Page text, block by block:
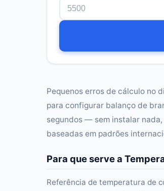
Pequenos erros de cálculo no
para configurar balanço de
segundos — sem instalar nada,
baseadas em padrões
Para que serve a
Referência de temperatura de